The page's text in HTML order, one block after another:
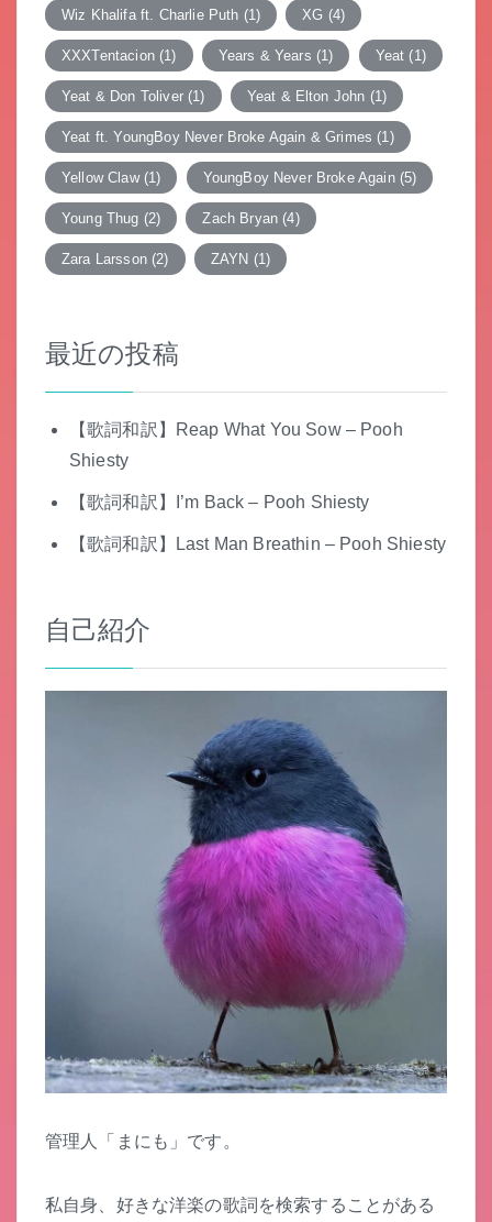
Wiz Khalifa ft. Charlie Puth (1) XG (4)
XXXTentacion(1) Years & Years (1) Yeat (1)
Yeat & Don Toliver(1) Yeat & Elton John (1)
Yeat ft. YoungBoy Never Broke Again & Grimes (1)
Yellow Claw(1) YoungBoy Never Broke Again(5)
Young Thug (2) Zach Bryan (4)
Zara Larsson(2) ZAYN (1)
最近の投稿
【歌詞和訳】Reap What You Sow – Pooh
Shiesty
【歌詞和訳】I’m Back – Pooh Shiesty
【歌詞和訳】Last Man Breathin – Pooh Shiesty
自己紹介
管理人「まにも」です。
私自身、好きな洋楽の歌詞を検索することがある